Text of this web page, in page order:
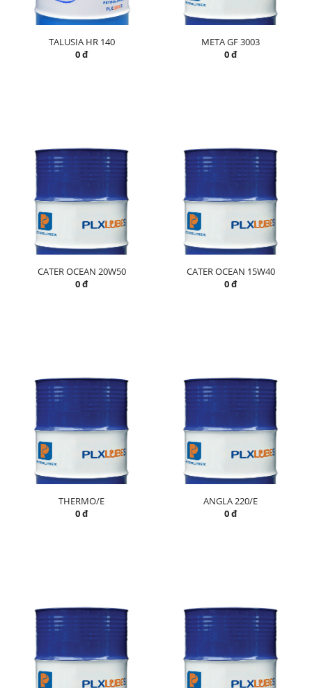
TALUSIA HR 140
0 đ
META GF 3003
0 đ
CATER OCEAN 20W50
0 đ
CATER OCEAN 15W40
0 đ
THERMO/E
0 đ
ANGLA 220/E
0 đ